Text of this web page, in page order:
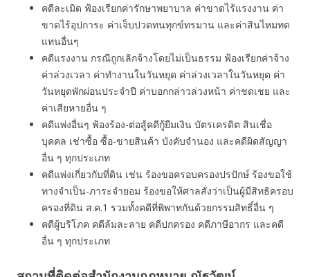
คดีละเมิด ฟ้องเรียกค่ารักษาพยาบาล ค่าขาดไร้แรงงาน ค่า
ขาดไร้อุปการะ ค่าเจ็บปวดทนทุกข์ทรมาน และค่าสินไหมทด
แทนอื่นๆ
คดีแรงงาน กรณีถูกเลิกจ้างโดยไม่เป็นธรรม ฟ้องเรียกค่าจ้าง
ค่าล่วงเวลา ค่าทํางานในวันหยุด ค่าล่วงเวลาในวันหยุด ค่า
วันหยุดพักผ่อนประจำปี ค่าบอกกล่าวล่วงหน้า ค่าชดเชย และ
ค่าเสียหายอื่น ๆ
คดีแพ่งอื่นๆ ฟ้องร้อง-ต่อสู้คดีกู้ยืมเงิน บัตรเครดิต สินเชื่อ
บุคคล เช่าซื้อ ซื้อ-ขายสินค้า บังคับจำนอง และคดีผิดสัญญา
อื่น ๆ ทุกประเภท
คดีแพ่งเกี่ยวกับที่ดิน เช่น ร้องขอครอบครองปรปักษ์ ร้องขอใช้
ทางจำเป็น-ภาระจำยอม ร้องขอให้ศาลสั่งว่าเป็นผู้มีสิทธิครอบ
ครองที่ดิน ส.ค.1 รวมทั้งคดีที่พิพาทกันด้วยกรรมสิทธิ์อื่น ๆ
คดีผู้บริโภค คดีล้มละลาย คดีปกครอง คดีภาษีอากร และคดี
อื่น ๆ ทุกประเภท